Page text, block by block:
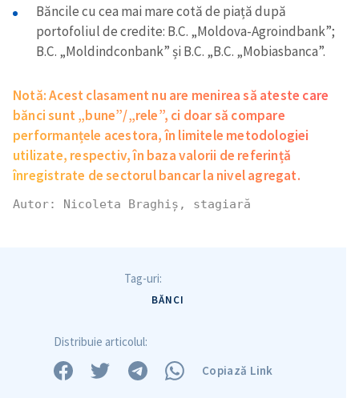
Băncile cu cea mai mare cotă de piață după
portofoliul de credite: B.C. „Moldova-Agroindbank”;
B.C. „Moldindconbank” și B.C. „B.C. „Mobiasbanca”.
Notă: Acest clasament nu are menirea să ateste care
bănci sunt „bune”/„rele”, ci doar să compare
performanțele acestora, în limitele metodologiei
utilizate, respectiv, în baza valorii de referință
înregistrate de sectorul bancar la nivel agregat.
Autor: Nicoleta Braghiș, stagiară
Tag-uri:
BĂNCI
Distribuie articolul:
Copiază Link